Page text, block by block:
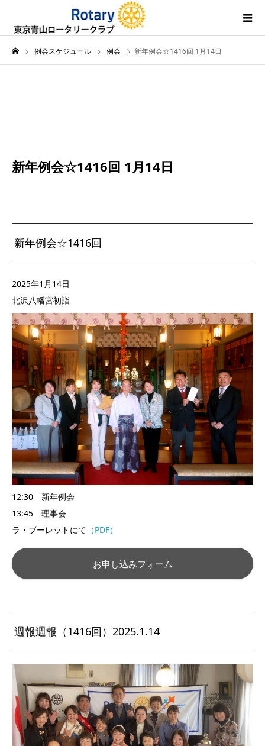
例会スケジュール 例会 新年例会☆1416回 1月14日
新年例会☆1416回 1月14日
新年例会☆1416回
2025年1月14日
北沢八幡宮初詣
12:30 新年例会
13:45 理事会
ラ・ブーレットにて （PDF）
お申し込みフォーム
週報週報（1416回）2025.1.14